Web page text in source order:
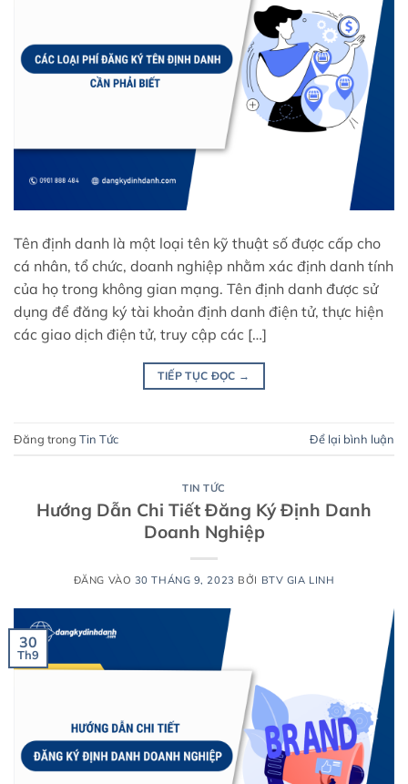
Tên định danh là một loại tên kỹ thuật số được cấp cho
cá nhân, tổ chức, doanh nghiệp nhằm xác định danh tính
của họ trong không gian mạng. Tên định danh được sử
dụng để đăng ký tài khoản định danh điện tử, thực hiện
các giao dịch điện tử, truy cập các […]
TIẾP TỤC ĐỌC →
Đăng trong Tin Tức Để lại bình luận
TIN TỨC
Hướng Dẫn Chi Tiết Đăng Ký Định Danh
Doanh Nghiệp
ĐĂNG VÀO 30 THÁNG 9, 2023 BỞI BTV GIA LINH
30
Th9